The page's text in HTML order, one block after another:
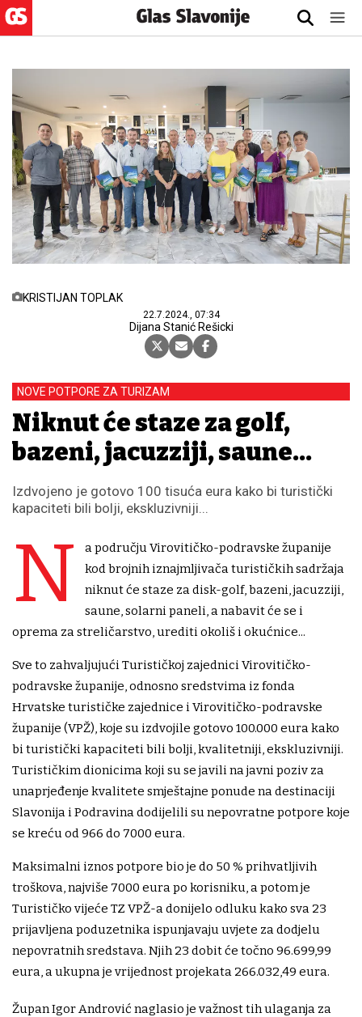
KRISTIJAN TOPLAK
22.7.2024., 07:34
Dijana Stanić Rešicki
NOVE POTPORE ZA TURIZAM
Niknut će staze za golf,
bazeni, jacuzziji, saune...
Izdvojeno je gotovo 100 tisuća eura kako bi turistički
kapaciteti bili bolji, ekskluzivniji...
N
a području Virovitičko-podravske županije
kod brojnih iznajmljivača turističkih sadržaja
niknut će staze za disk-golf, bazeni, jacuzziji,
saune, solarni paneli, a nabavit će se i
oprema za streličarstvo, urediti okoliš i okućnice...
Sve to zahvaljujući Turističkoj zajednici Virovitičko-
podravske županije, odnosno sredstvima iz fonda
Hrvatske turističke zajednice i Virovitičko-podravske
županije (VPŽ), koje su izdvojile gotovo 100.000 eura kako
bi turistički kapaciteti bili bolji, kvalitetniji, ekskluzivniji.
Turističkim dionicima koji su se javili na javni poziv za
unaprjeđenje kvalitete smještajne ponude na destinaciji
Slavonija i Podravina dodijelili su nepovratne potpore koje
se kreću od 966 do 7000 eura.
Maksimalni iznos potpore bio je do 50 % prihvatljivih
troškova, najviše 7000 eura po korisniku, a potom je
Turističko vijeće TZ VPŽ-a donijelo odluku kako sva 23
prijavljena poduzetnika ispunjavaju uvjete za dodjelu
nepovratnih sredstava. Njih 23 dobit će točno 96.699,99
eura, a ukupna je vrijednost projekata 266.032,49 eura.
Župan Igor Andrović naglasio je važnost tih ulaganja za